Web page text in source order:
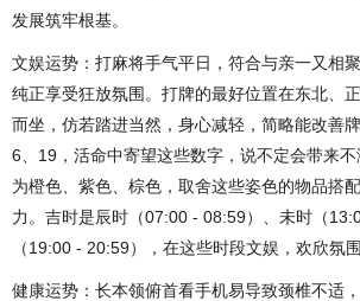
发展筑牢根基。
文娱运势：打麻将手气平日，符合与亲一又相
纯正享受狂放氛围。打牌的最好位置在东北、
而坐，仿若踏进当然，身心减轻，简略能改善
6、19，活命中寄望这些数字，说不定会带来
为橙色、紫色、棕色，取舍这些姿色的物品搭
力。吉时是辰时（07:00 - 08:59）、未时（
（19:00 - 20:59），在这些时段文娱，欢欣氛围
健康运势：长本领俯首看手机易导致颈椎不适